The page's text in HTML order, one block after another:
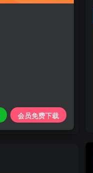
会员免费下载